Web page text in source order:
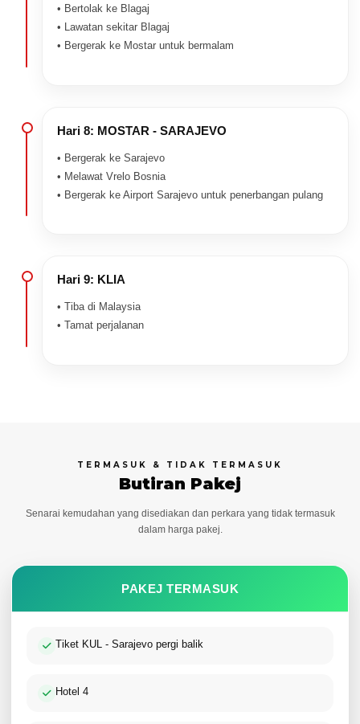
• Bertolak ke Blagaj
• Lawatan sekitar Blagaj
• Bergerak ke Mostar untuk bermalam
Hari 8: MOSTAR - SARAJEVO
• Bergerak ke Sarajevo
• Melawat Vrelo Bosnia
• Bergerak ke Airport Sarajevo untuk penerbangan pulang
Hari 9: KLIA
• Tiba di Malaysia
• Tamat perjalanan
TERMASUK & TIDAK TERMASUK
Butiran Pakej
Senarai kemudahan yang disediakan dan perkara yang tidak termasuk
dalam harga pakej.
PAKEJ TERMASUK
Tiket KUL - Sarajevo pergi balik
Hotel 4